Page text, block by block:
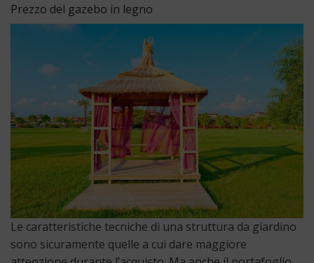
Prezzo del gazebo in legno
Le caratteristiche tecniche di una struttura da giardino
sono sicuramente quelle a cui dare maggiore